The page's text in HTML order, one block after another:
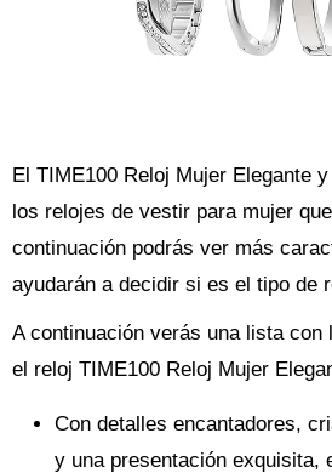
El TIME100 Reloj Mujer Elegante
los relojes de vestir para mujer
continuación podrás ver más
ayudarán a decidir si es el tipo de
A continuación verás una lista
el reloj TIME100 Reloj Mujer
Con detalles encantadores,
y una presentación exquisita,